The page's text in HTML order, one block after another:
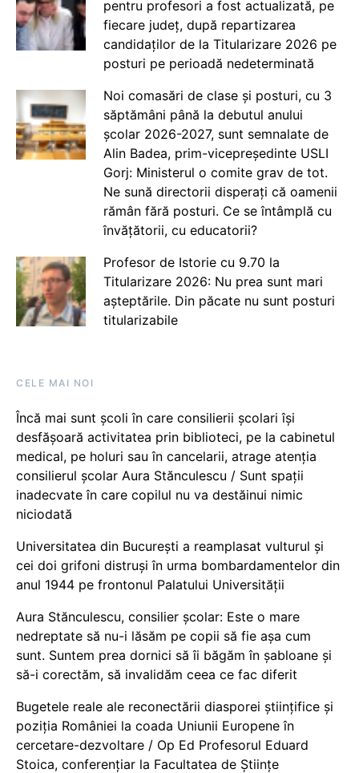
pentru profesori a fost actualizată, pe
fiecare județ, după repartizarea
candidaților de la Titularizare 2026 pe
posturi pe perioadă nedeterminată
Noi comasări de clase și posturi, cu 3
săptămâni până la debutul anului
școlar 2026-2027, sunt semnalate de
Alin Badea, prim-vicepreședinte USLI
Gorj: Ministerul o comite grav de tot.
Ne sună directorii disperați că oamenii
rămân fără posturi. Ce se întâmplă cu
învățătorii, cu educatorii?
Profesor de Istorie cu 9.70 la
Titularizare 2026: Nu prea sunt mari
așteptările. Din păcate nu sunt posturi
titularizabile
CELE MAI NOI
Încă mai sunt școli în care consilierii școlari își
desfășoară activitatea prin biblioteci, pe la cabinetul
medical, pe holuri sau în cancelarii, atrage atenția
consilierul școlar Aura Stănculescu / Sunt spații
inadecvate în care copilul nu va destăinui nimic
niciodată
Universitatea din București a reamplasat vulturul și
cei doi grifoni distruși în urma bombardamentelor din
anul 1944 pe frontonul Palatului Universității
Aura Stănculescu, consilier școlar: Este o mare
nedreptate să nu-i lăsăm pe copii să fie așa cum
sunt. Suntem prea dornici să îi băgăm în șabloane și
să-i corectăm, să invalidăm ceea ce fac diferit
Bugetele reale ale reconectării diasporei științifice și
poziția României la coada Uniunii Europene în
cercetare-dezvoltare / Op Ed Profesorul Eduard
Stoica, conferențiar la Facultatea de Științe